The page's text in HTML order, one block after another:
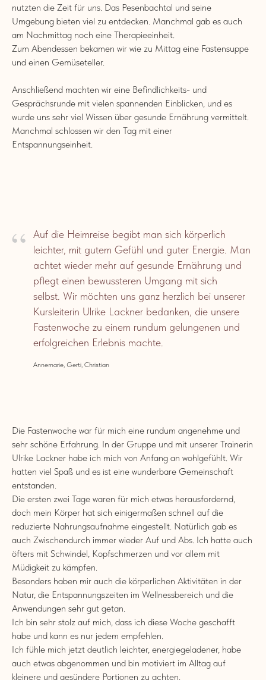
nutzten die Zeit für uns. Das Pesenbachtal und seine
Umgebung bieten viel zu entdecken. Manchmal gab es auch
am Nachmittag noch eine Therapieeinheit.
Zum Abendessen bekamen wir wie zu Mittag eine Fastensuppe
und einen Gemüseteller.
Anschließend machten wir eine Befindlichkeits- und
Gesprächsrunde mit vielen spannenden Einblicken, und es
wurde uns sehr viel Wissen über gesunde Ernährung vermittelt.
Manchmal schlossen wir den Tag mit einer
Entspannungseinheit.
“
Auf die Heimreise begibt man sich körperlich
leichter, mit gutem Gefühl und guter Energie. Man
achtet wieder mehr auf gesunde Ernährung und
pflegt einen bewussteren Umgang mit sich
selbst. Wir möchten uns ganz herzlich bei unserer
Kursleiterin Ulrike Lackner bedanken, die unsere
Fastenwoche zu einem rundum gelungenen und
erfolgreichen Erlebnis machte.
Annemarie, Gerti, Christian
Die Fastenwoche war für mich eine rundum angenehme und
sehr schöne Erfahrung. In der Gruppe und mit unserer Trainerin
Ulrike Lackner habe ich mich von Anfang an wohlgefühlt. Wir
hatten viel Spaß und es ist eine wunderbare Gemeinschaft
entstanden.
Die ersten zwei Tage waren für mich etwas herausfordernd,
doch mein Körper hat sich einigermaßen schnell auf die
reduzierte Nahrungsaufnahme eingestellt. Natürlich gab es
auch Zwischendurch immer wieder Auf und Abs. Ich hatte auch
öfters mit Schwindel, Kopfschmerzen und vor allem mit
Müdigkeit zu kämpfen.
Besonders haben mir auch die körperlichen Aktivitäten in der
Natur, die Entspannungszeiten im Wellnessbereich und die
Anwendungen sehr gut getan.
Ich bin sehr stolz auf mich, dass ich diese Woche geschafft
habe und kann es nur jedem empfehlen.
Ich fühle mich jetzt deutlich leichter, energiegeladener, habe
auch etwas abgenommen und bin motiviert im Alltag auf
kleinere und gesündere Portionen zu achten.